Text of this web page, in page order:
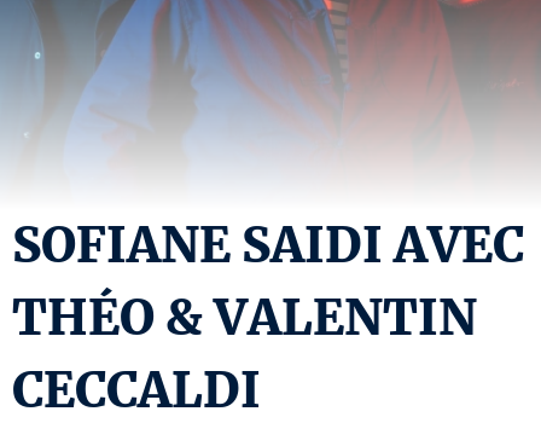
SOFIANE SAIDI AVEC
THÉO & VALENTIN
CECCALDI